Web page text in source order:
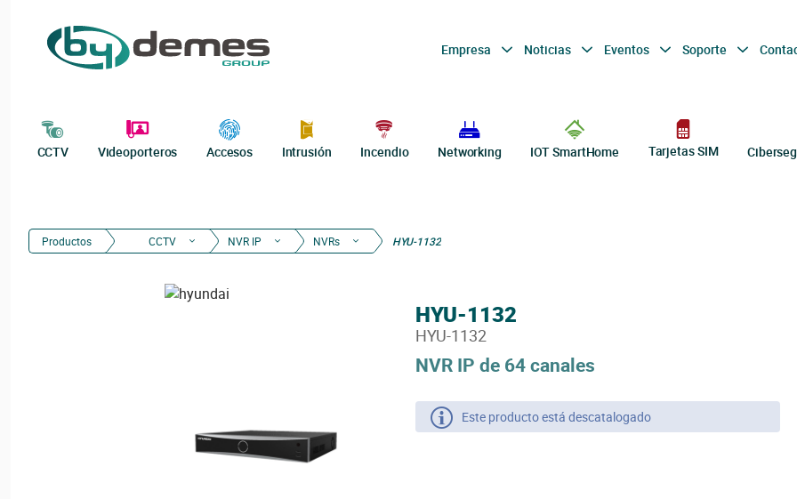
Empresa Noticias Eventos Soporte
CCTV Videoporteros Accesos Intrusión Incendio Networking IOT SmartHome Tarjetas SIM
Productos CCTV NVR IP NVRs HYU-1132
NVR IP de 64 canales
HYU-1132
HYU-1132
Este producto está descatalogado